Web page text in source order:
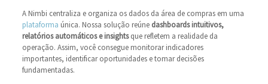
A Nimbi centraliza e organiza os dados da área de compras em uma
plataforma única. Nossa solução reúne dashboards intuitivos,
relatórios automáticos e insightsque refletem a realidade da
operação. Assim, você consegue monitorar indicadores
importantes, identificar oportunidades e tomar decisões
fundamentadas.